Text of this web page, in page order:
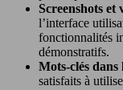
Screenshots et
l’interface
fonctionnalités
démonstratifs.
Mots-clés dans
satisfaits à